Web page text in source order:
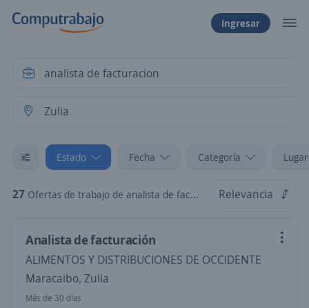
Ingresar
Estado Fecha Categoría
27 Ofertas de trabajo de analista de facturacion en Zulia Relevancia
Analista de facturación
ALIMENTOS Y DISTRIBUCIONES DE OCCIDENTE
Maracaibo, Zulia
Más de 30 días